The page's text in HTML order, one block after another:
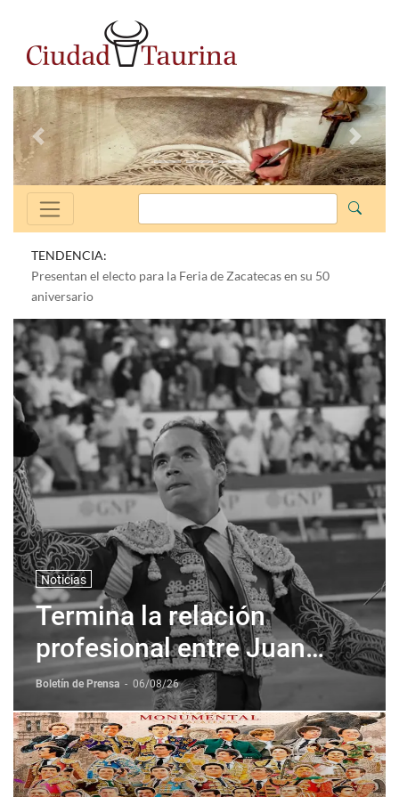
Anterior
TENDENCIA:
Presentan el electo para la Feria de Zacatecas en su 50
aniversario
Noticias
Termina la relación
profesional entre Juan
Pablo Sanchez y Corona +
Corona
Boletín de Prensa - 06/08/26